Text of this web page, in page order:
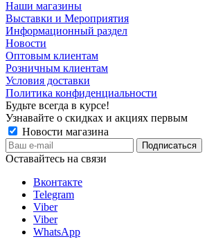
Наши магазины
Выставки и Мероприятия
Информационный раздел
Новости
Оптовым клиентам
Розничным клиентам
Условия доставки
Политика конфиденциальности
Будьте всегда в курсе!
Узнавайте о скидках и акциях первым
Новости магазина
Оставайтесь на связи
Вконтакте
Telegram
Viber
Viber
WhatsApp